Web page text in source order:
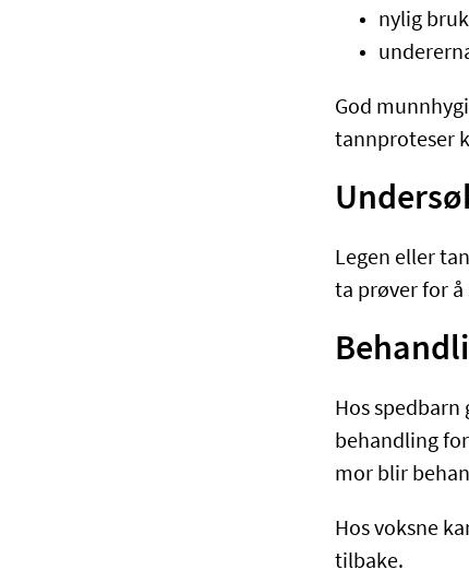
nylig
God
tannproteser
Legen eller
ta prøver for å
Hos spedbarn
behandling
mor blir
Hos voksne
tilbake.